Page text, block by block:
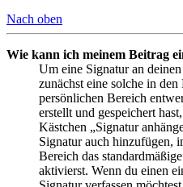
Nach oben
Wie kann ich meinem Beitrag
Um eine Signatur an
zunächst eine solche in
persönlichen Bereich
erstellt und gespeichert
Kästchen „Signatur
Signatur auch hinzufügen,
Bereich das
aktivierst. Wenn du einen